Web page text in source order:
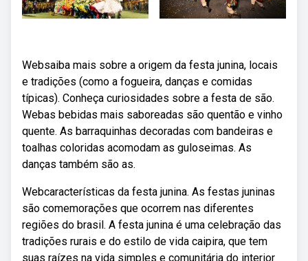
Websaiba mais sobre a origem da festa junina, locais
e tradições (como a fogueira, danças e comidas
típicas). Conheça curiosidades sobre a festa de são.
Webas bebidas mais saboreadas são quentão e vinho
quente. As barraquinhas decoradas com bandeiras e
toalhas coloridas acomodam as guloseimas. As
danças também são as.
Webcaracterísticas da festa junina. As festas juninas
são comemorações que ocorrem nas diferentes
regiões do brasil. A festa junina é uma celebração das
tradições rurais e do estilo de vida caipira, que tem
suas raízes na vida simples e comunitária do interior